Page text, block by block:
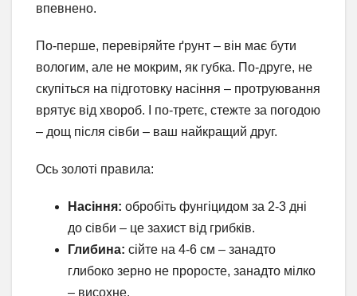
впевнено.
По-перше, перевіряйте ґрунт – він має бути
вологим, але не мокрим, як губка. По-друге, не
скупіться на підготовку насіння – протруювання
врятує від хвороб. І по-третє, стежте за погодою
– дощ після сівби – ваш найкращий друг.
Ось золоті правила:
Насіння: обробіть фунгіцидом за 2-3 дні
до сівби – це захист від грибків.
Глибина: сійте на 4-6 см – занадто
глибоко зерно не проросте, занадто мілко
– висохне.